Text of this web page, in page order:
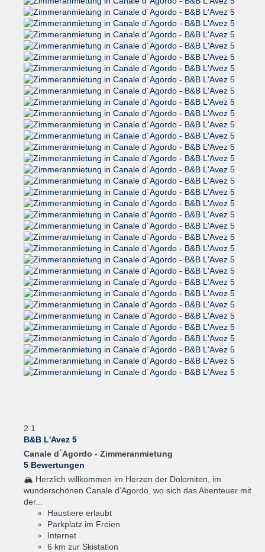
2 1
B&B L'Avez 5
Canale d´Agordo - Zimmeranmietung
5 Bewertungen
🏔️ Herzlich willkommen im Herzen der Dolomiten, im
wunderschönen Canale d’Agordo, wo sich das Abenteuer mit
der...
Haustiere erlaubt
Parkplatz im Freien
Internet
6 km zur Skistation